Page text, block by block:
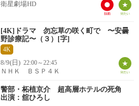
衛星劇場HD
[4K]ドラマ 勿忘草の咲く町で 〜安曇
野診療記〜（３）[字]
4K
8/9(日) 22:00～22:45
ＮＨＫ ＢＳＰ４Ｋ
警部・柘植京介 超高層ホテルの死角
出演：舘ひろし